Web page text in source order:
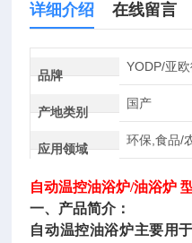
详细介绍 在线留言
品牌
YODP/亚
产地类别
国产
应用领域
环保,食品/
自动温控油浴炉/油浴炉
一、产品简介：
自动温控油浴炉主要用